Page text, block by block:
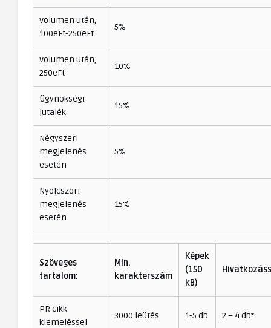
Volumen után,
100eFt-250eFt
5%
Volumen után,
250eFt-
10%
Ügynökségi
jutalék
15%
Négyszeri
megjelenés
esetén
5%
Nyolcszori
megjelenés
esetén
15%
Szöveges
tartalom:
Min.
karakterszám
Képek
(150
kB)
PR cikk
kiemeléssel
3000 leütés 1-5 db 2 – 4 db*